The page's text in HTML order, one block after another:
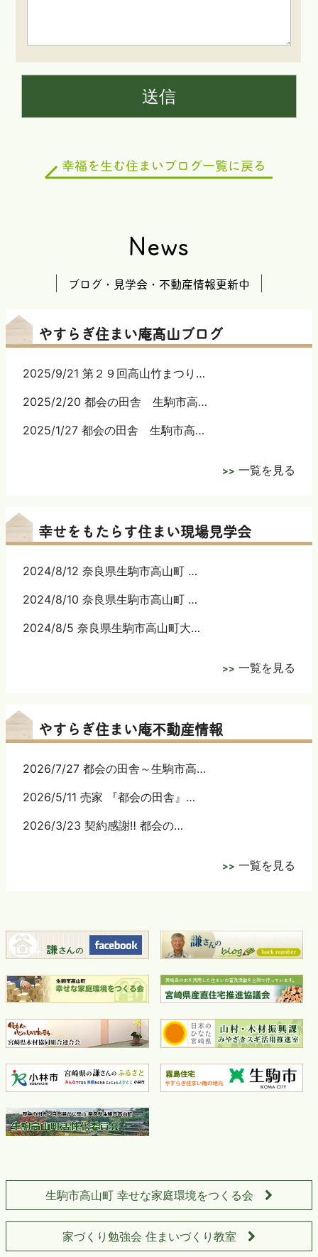
News
ブログ・見学会・不動産情報更新中
やすらぎ住まい庵髙山ブログ
2025/9/21 第２９回高山竹まつり…
2025/2/20 都会の田舎 生駒市高…
2025/1/27 都会の田舎 生駒市高…
一覧を見る
幸せをもたらす住まい現場見学会
2024/8/12 奈良県生駒市高山町 …
2024/8/10 奈良県生駒市高山町 …
2024/8/5 奈良県生駒市高山町大…
一覧を見る
やすらぎ住まい庵不動産情報
2026/7/27 都会の田舎～生駒市高…
2026/5/11 売家 『都会の田舎』…
2026/3/23 契約感謝‼ 都会の…
一覧を見る
生駒市高山町 幸せな家庭環境をつくる会
家づくり勉強会 住まいづくり教室